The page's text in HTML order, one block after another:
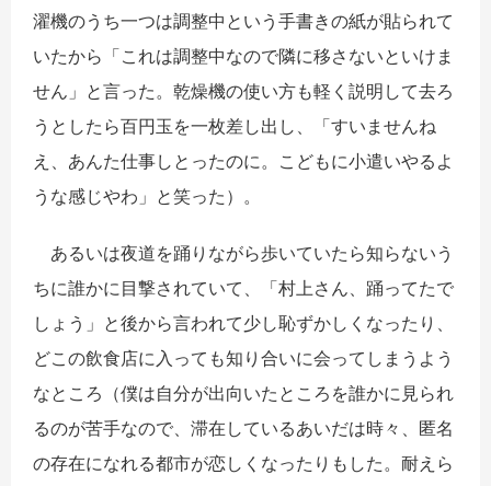
濯機のうち一つは調整中という手書きの紙が貼られて
いたから「これは調整中なので隣に移さないといけま
せん」と言った。乾燥機の使い方も軽く説明して去ろ
うとしたら百円玉を一枚差し出し、「すいませんね
え、あんた仕事しとったのに。こどもに小遣いやるよ
うな感じやわ」と笑った）。
あるいは夜道を踊りながら歩いていたら知らないう
ちに誰かに目撃されていて、「村上さん、踊ってたで
しょう」と後から言われて少し恥ずかしくなったり、
どこの飲食店に入っても知り合いに会ってしまうよう
なところ（僕は自分が出向いたところを誰かに見られ
るのが苦手なので、滞在しているあいだは時々、匿名
の存在になれる都市が恋しくなったりもした。耐えら